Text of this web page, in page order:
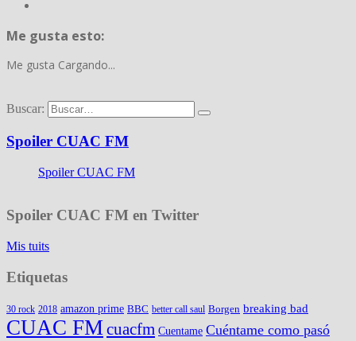
Me gusta esto:
Me gusta Cargando...
Buscar:
Spoiler CUAC FM
Spoiler CUAC FM
Spoiler CUAC FM en Twitter
Mis tuits
Etiquetas
30 rock 2018 amazon prime BBC better call saul Borgen breaking bad
CUAC FMcuacfm Cuentame Cuéntame como pasó